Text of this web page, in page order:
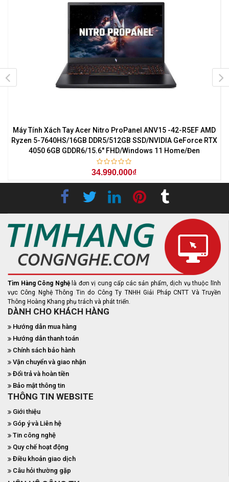
Máy Tính Xách Tay Acer Nitro ProPanel ANV15 -42-R5EF AMD
Ryzen 5-7640HS/16GB DDR5/512GB SSD/NVIDIA GeForce RTX
4050 6GB GDDR6/15.6'' FHD/Windows 11 Home/Đen
34.990.000₫
Tìm Hàng Công Nghệ là đơn vị cung cấp các sản phẩm, dịch vụ thuộc lĩnh
vực Công Nghệ Thông Tin do Công Ty TNHH Giải Pháp CNTT Và Truyền
Thông Hoàng Khang phụ trách và phát triển.
DÀNH CHO KHÁCH HÀNG
Hướng dẫn mua hàng
Hướng dẫn thanh toán
Chính sách bảo hành
Vận chuyển và giao nhận
Đổi trả và hoàn tiền
Bảo mật thông tin
THÔNG TIN WEBSITE
Giới thiệu
Góp ý và Liên hệ
Tin công nghệ
Quy chế hoạt động
Điều khoản giao dịch
Câu hỏi thường gặp